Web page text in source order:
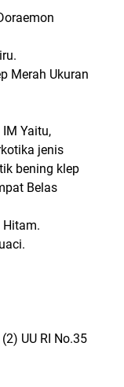
Merah Ukuran
Yaitu,
jenis
bening klep
Belas
Hitam.
UU RI No.35